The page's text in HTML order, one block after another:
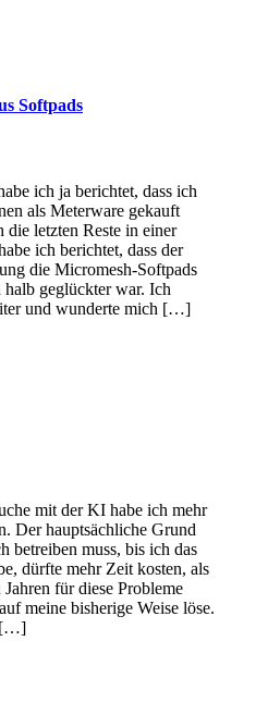
Softpads
ich ja berichtet, dass ich
als Meterware gekauft
die letzten Reste in einer
ich berichtet, dass der
die Micromesh-Softpads
halb geglückter war. Ich
und wunderte mich […]
mit der KI habe ich mehr
Der hauptsächliche Grund
betreiben muss, bis ich das
dürfte mehr Zeit kosten, als
für diese Probleme
meine bisherige Weise löse.
[…]